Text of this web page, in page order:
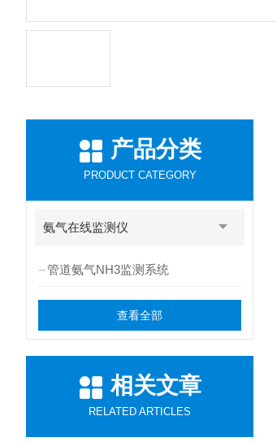
产品分类
PRODUCT CATEGORY
氨气在线监测仪
管道氨气NH3监测系统
查看全部
相关文章
RELATED ARTICLES